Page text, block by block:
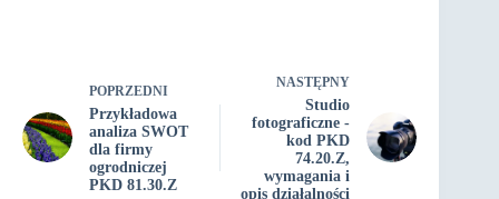
POPRZEDNI
Przykładowa
analiza SWOT
dla firmy
ogrodniczej
PKD 81.30.Z
NASTĘPNY
Studio
fotograficzne -
kod PKD
74.20.Z,
wymagania i
opis działalności